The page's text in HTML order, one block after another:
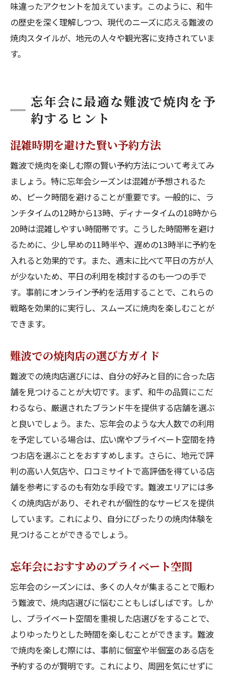
味違ったアクセントを加えています。このように、和牛
の歴史を深く理解しつつ、現代のニーズに応える難波の
焼肉スタイルが、地元の人々や観光客に支持されていま
す。
忘年会に最適な難波で焼肉を予
約するヒント
混雑時期を避けた賢い予約方法
難波で焼肉を楽しむ際の賢い予約方法について考えてみ
ましょう。特に忘年会シーズンは混雑が予想されるた
め、ピーク時間を避けることが重要です。一般的に、ラ
ンチタイムの12時から13時、ディナータイムの18時から
20時は混雑しやすい時間帯です。こうした時間帯を避け
るために、少し早めの11時半や、遅めの13時半に予約を
入れると効果的です。また、週末に比べて平日の方が人
が少ないため、平日の利用を検討するのも一つの手で
す。事前にオンライン予約を活用することで、これらの
戦略を効果的に実行し、スムーズに焼肉を楽しむことが
できます。
難波での焼肉店の選び方ガイド
難波での焼肉店選びには、自分の好みと目的に合った店
舗を見つけることが大切です。まず、和牛の品質にこだ
わるなら、厳選されたブランド牛を提供する店舗を選ぶ
と良いでしょう。また、忘年会のような大人数での利用
を予定している場合は、広い席やプライベート空間を持
つお店を選ぶことをおすすめします。さらに、地元で評
判の高い人気店や、口コミサイトで高評価を得ている店
舗を参考にするのも有効な手段です。難波エリアには多
くの焼肉店があり、それぞれが個性的なサービスを提供
しています。これにより、自分にぴったりの焼肉体験を
見つけることができるでしょう。
忘年会におすすめのプライベート空間
忘年会のシーズンには、多くの人々が集まることで賑わ
う難波で、焼肉店選びに悩むこともしばしばです。しか
し、プライベート空間を重視した店選びをすることで、
よりゆったりとした時間を楽しむことができます。難波
で焼肉を楽しむ際には、事前に個室や半個室のある店を
予約するのが賢明です。これにより、周囲を気にせずに